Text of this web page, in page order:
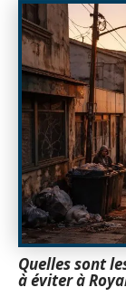
Quelles sont
à éviter à